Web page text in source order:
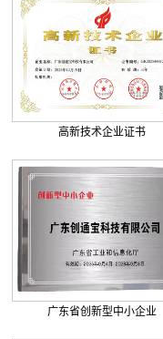
高新技术企业证书
广东省创新型中小企业